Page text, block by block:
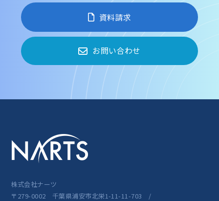
資料請求
お問い合わせ
株式会社ナーツ
〒279-0002 千葉県浦安市北栄1-11-11-703 /